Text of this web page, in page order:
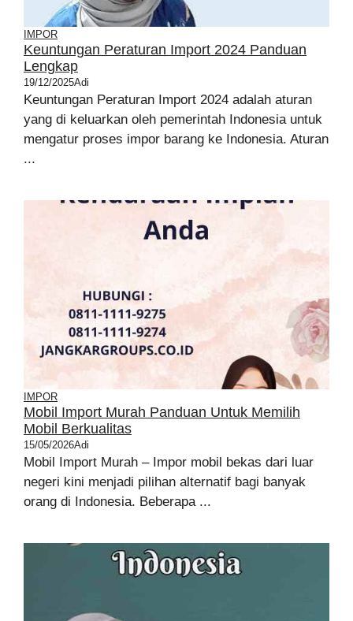
IMPOR
Keuntungan Peraturan Import 2024 Panduan
Lengkap
19/12/2025Adi
Keuntungan Peraturan Import 2024 adalah aturan
yang di keluarkan oleh pemerintah Indonesia untuk
mengatur proses impor barang ke Indonesia. Aturan
...
IMPOR
Mobil Import Murah Panduan Untuk Memilih
Mobil Berkualitas
15/05/2026Adi
Mobil Import Murah – Impor mobil bekas dari luar
negeri kini menjadi pilihan alternatif bagi banyak
orang di Indonesia. Beberapa ...